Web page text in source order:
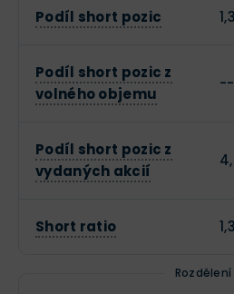
Podíl short pozic
Podíl short pozic z
volného objemu
--
Podíl short pozic z
vydaných akcií
Short ratio
Rozdělení